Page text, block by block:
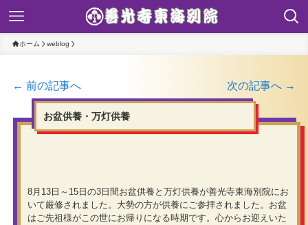
ホーム weblog
← 前の記事へ 次の記事へ →
お盆供養・万灯供養
8月13日～15日の3日間お盆供養と万灯供養が善光寺東海別院にお
いて厳修されました。大勢の方が供養にご参拝されました。お盆
はご先祖様がこの世にお帰りになる時期です。心からお迎えいた